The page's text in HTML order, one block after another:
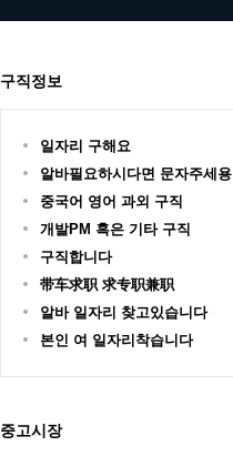
구직정보
일자리 구해요
알바필요하시다면 문자주세용
중국어 영어 과외 구직
개발PM 혹은 기타 구직
구직합니다
带车求职 求专职兼职
알바 일자리 찾고있습니다
본인 여 일자리착습니다
중고시장